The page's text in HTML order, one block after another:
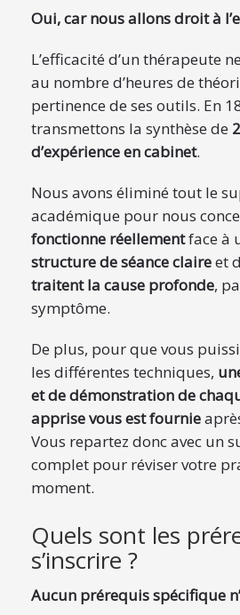
Oui, car nous allons droit à
L’efficacité d’un thérapeute
au nombre d’heures de
pertinence de ses outils. En
transmettons la synthèse de
d’expérience en cabinet.
Nous avons éliminé tout le
académique pour nous
fonctionne réellementface à
structure de séance claireet
traitent la cause profonde,
symptôme.
De plus, pour que vous
les différentes techniques,
et de démonstration de
apprise vous est fournie
Vous repartez donc avec un
complet pour réviser votre
moment.
Quels sont les
s’inscrire ?
Aucun prérequis spécifique